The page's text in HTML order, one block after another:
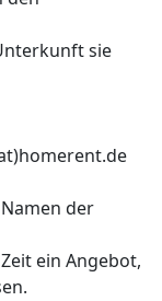
sie
der
ein Angebot,